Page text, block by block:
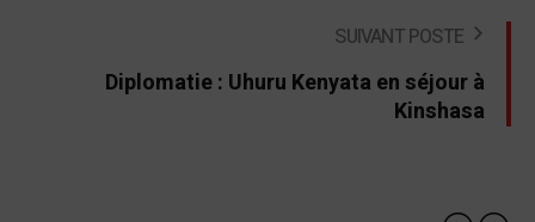
SUIVANT POSTE
Diplomatie : Uhuru Kenyata en séjour à
Kinshasa